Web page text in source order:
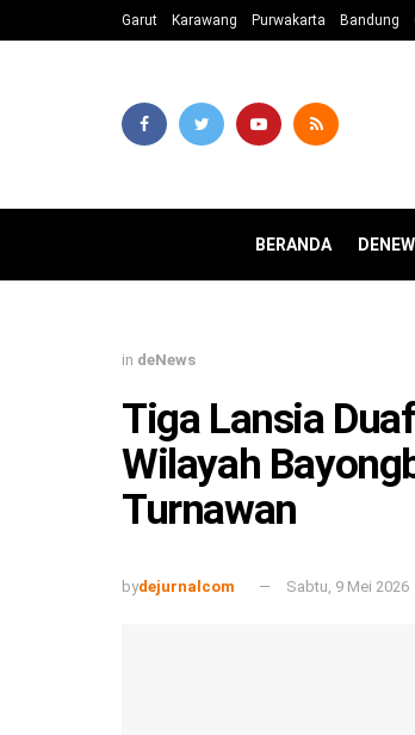
Garut Karawang Purwakarta Bandung
BERANDA
in deNews
Tiga Lansia
Wilayah
Turnawan
bydejurnalcom Sabtu, 9 Mei 2026